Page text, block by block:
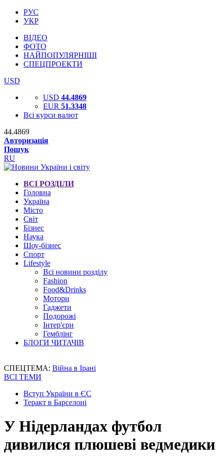
РУС
УКР
ВІДЕО
ФОТО
НАЙПОПУЛЯРНІШІ
СПЕЦПРОЕКТИ
USD
USD 44.4869
EUR 51.3348
Всі курси валют
44.4869
Авторизація
Пошук
RU
ВСІ РОЗДІЛИ
Головна
Україна
Місто
Світ
Бізнес
Наука
Шоу-бізнес
Спорт
Lifestyle
Всі новини розділу
Fashion
Food&Drinks
Мотори
Гаджети
Подорожі
Інтер'єри
Гемблінг
БЛОГИ ЧИТАЧІВ
СПЕЦТЕМА: Війна в Ірані
ВСІ ТЕМИ
Вступ України в ЄС
Теракт в Барселоні
У Нідерландах футбол
дивилися плюшеві ведмедики